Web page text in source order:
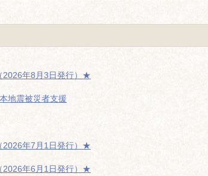
2026年8月3日発行）★
地震被災者支援
2026年7月1日発行）★
2026年6月1日発行）★